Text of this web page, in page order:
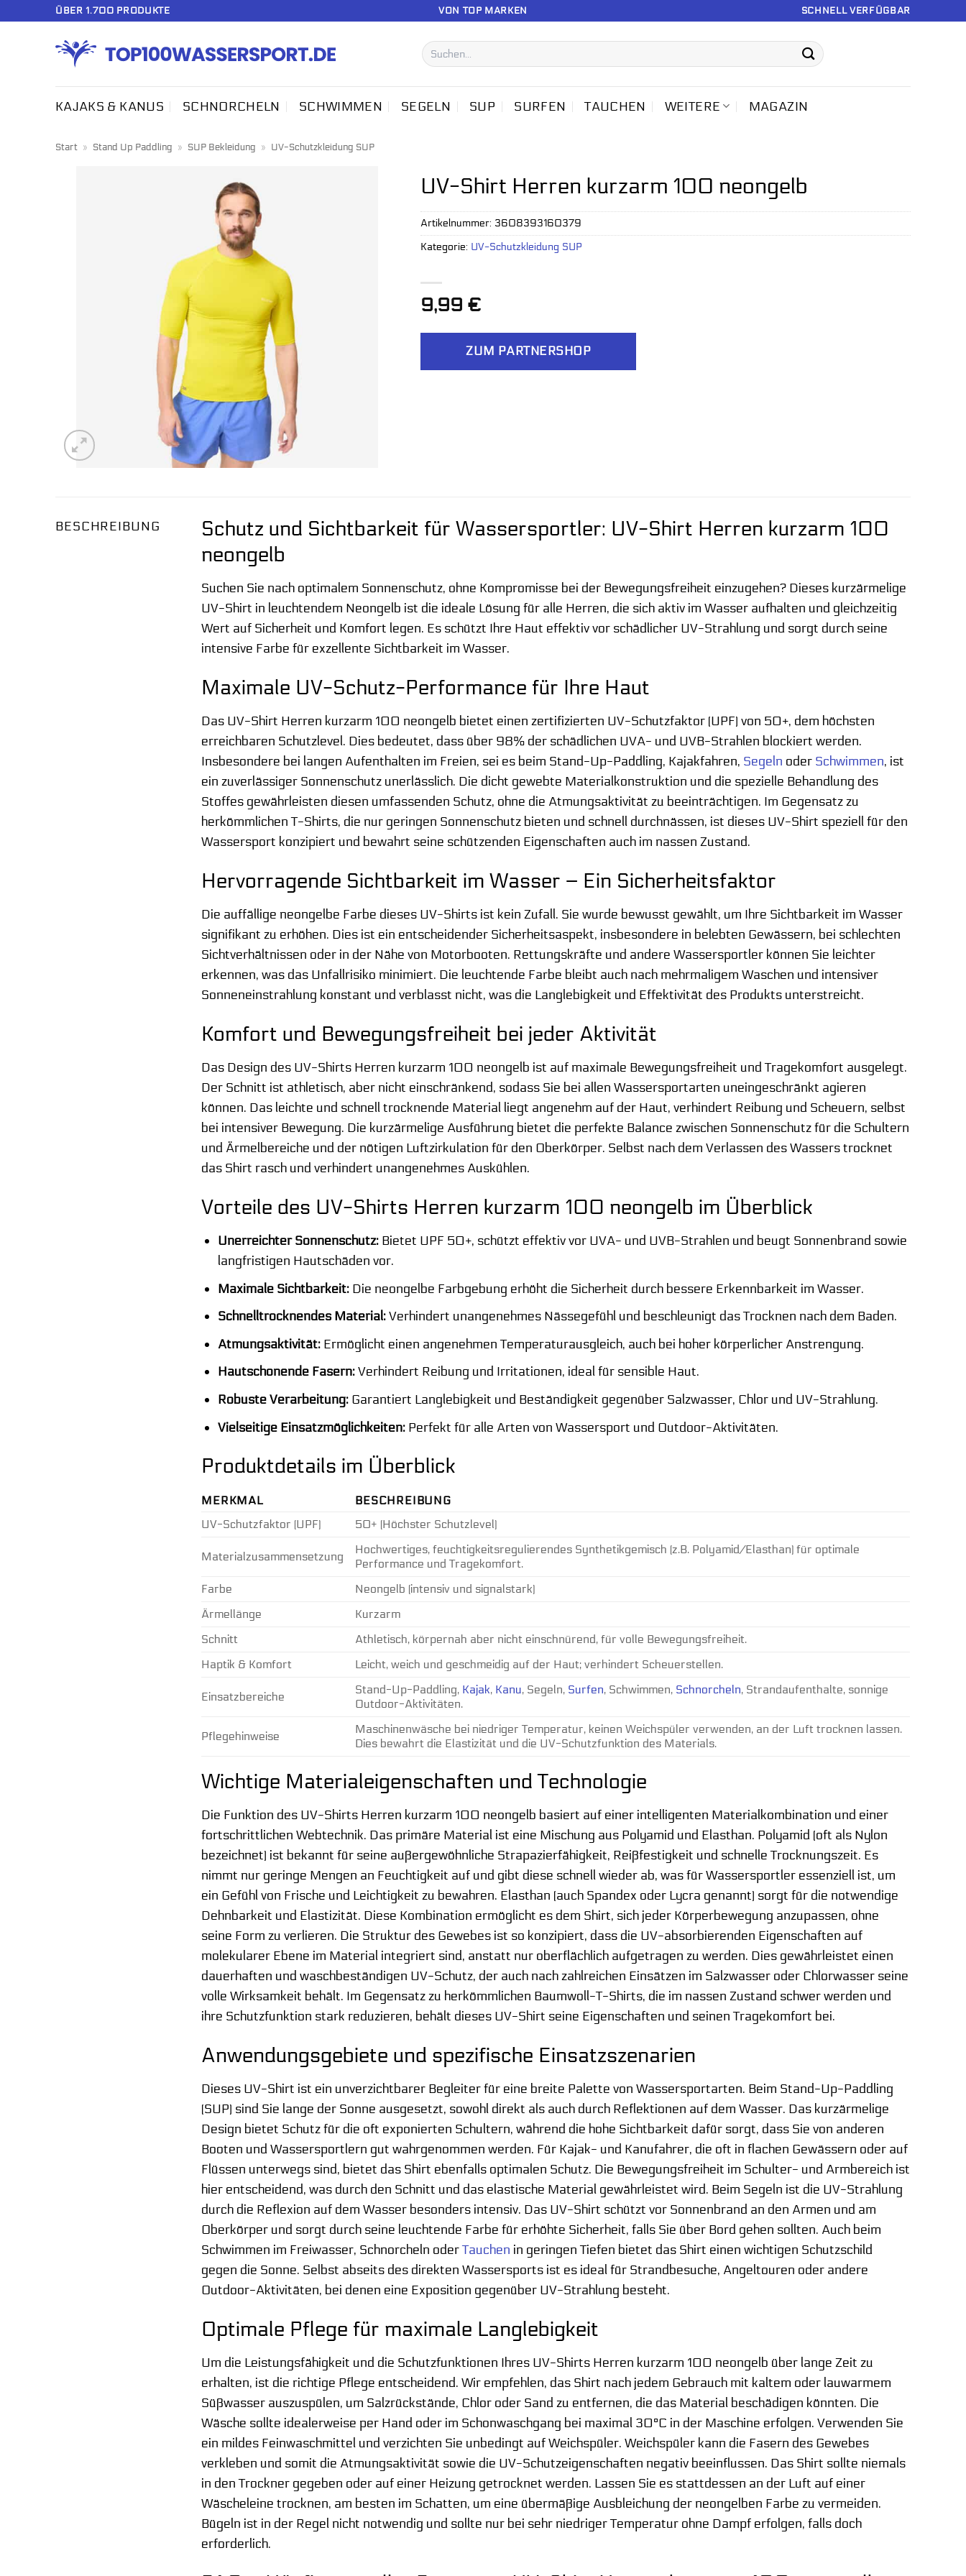
ÜBER 1.700 PRODUKTE VON TOP MARKEN SCHNELL VERFÜGBAR
Suchen
nach:
KAJAKS & KANUS SCHNORCHELN SCHWIMMEN SEGELN SUP SURFEN TAUCHEN WEITERE MAGAZIN
Start » Stand Up Paddling » SUP Bekleidung » UV-Schutzkleidung SUP
UV-Shirt Herren kurzarm 100 neongelb
9,99€
ZUM PARTNERSHOP
Artikelnummer: 3608393160379
Kategorie: UV-Schutzkleidung SUP
BESCHREIBUNG
Schutz und Sichtbarkeit für Wassersportler: UV-Shirt Herren kurzarm 100
neongelb
Suchen Sie nach optimalem Sonnenschutz, ohne Kompromisse bei der Bewegungsfreiheit einzugehen? Dieses kurzärmelige
UV-Shirt in leuchtendem Neongelb ist die ideale Lösung für alle Herren, die sich aktiv im Wasser aufhalten und gleichzeitig
Wert auf Sicherheit und Komfort legen. Es schützt Ihre Haut effektiv vor schädlicher UV-Strahlung und sorgt durch seine
intensive Farbe für exzellente Sichtbarkeit im Wasser.
Maximale UV-Schutz-Performance für Ihre Haut
Das UV-Shirt Herren kurzarm 100 neongelb bietet einen zertifizierten UV-Schutzfaktor (UPF) von 50+, dem höchsten
erreichbaren Schutzlevel. Dies bedeutet, dass über 98% der schädlichen UVA- und UVB-Strahlen blockiert werden.
Insbesondere bei langen Aufenthalten im Freien, sei es beim Stand-Up-Paddling, Kajakfahren, Segeln oder Schwimmen, ist
ein zuverlässiger Sonnenschutz unerlässlich. Die dicht gewebte Materialkonstruktion und die spezielle Behandlung des
Stoffes gewährleisten diesen umfassenden Schutz, ohne die Atmungsaktivität zu beeinträchtigen. Im Gegensatz zu
herkömmlichen T-Shirts, die nur geringen Sonnenschutz bieten und schnell durchnässen, ist dieses UV-Shirt speziell für den
Wassersport konzipiert und bewahrt seine schützenden Eigenschaften auch im nassen Zustand.
Hervorragende Sichtbarkeit im Wasser – Ein Sicherheitsfaktor
Die auffällige neongelbe Farbe dieses UV-Shirts ist kein Zufall. Sie wurde bewusst gewählt, um Ihre Sichtbarkeit im Wasser
signifikant zu erhöhen. Dies ist ein entscheidender Sicherheitsaspekt, insbesondere in belebten Gewässern, bei schlechten
Sichtverhältnissen oder in der Nähe von Motorbooten. Rettungskräfte und andere Wassersportler können Sie leichter
erkennen, was das Unfallrisiko minimiert. Die leuchtende Farbe bleibt auch nach mehrmaligem Waschen und intensiver
Sonneneinstrahlung konstant und verblasst nicht, was die Langlebigkeit und Effektivität des Produkts unterstreicht.
Komfort und Bewegungsfreiheit bei jeder Aktivität
Das Design des UV-Shirts Herren kurzarm 100 neongelb ist auf maximale Bewegungsfreiheit und Tragekomfort ausgelegt.
Der Schnitt ist athletisch, aber nicht einschränkend, sodass Sie bei allen Wassersportarten uneingeschränkt agieren
können. Das leichte und schnell trocknende Material liegt angenehm auf der Haut, verhindert Reibung und Scheuern, selbst
bei intensiver Bewegung. Die kurzärmelige Ausführung bietet die perfekte Balance zwischen Sonnenschutz für die Schultern
und Ärmelbereiche und der nötigen Luftzirkulation für den Oberkörper. Selbst nach dem Verlassen des Wassers trocknet
das Shirt rasch und verhindert unangenehmes Auskühlen.
Vorteile des UV-Shirts Herren kurzarm 100 neongelb im Überblick
Unerreichter Sonnenschutz: Bietet UPF 50+, schützt effektiv vor UVA- und UVB-Strahlen und beugt Sonnenbrand sowie
langfristigen Hautschäden vor.
Maximale Sichtbarkeit: Die neongelbe Farbgebung erhöht die Sicherheit durch bessere Erkennbarkeit im Wasser.
Schnelltrocknendes Material:Verhindert unangenehmes Nässegefühl und beschleunigt das Trocknen nach dem Baden.
Atmungsaktivität: Ermöglicht einen angenehmen Temperaturausgleich, auch bei hoher körperlicher Anstrengung.
Hautschonende Fasern:Verhindert Reibung und Irritationen, ideal für sensible Haut.
Robuste Verarbeitung: Garantiert Langlebigkeit und Beständigkeit gegenüber Salzwasser, Chlor und UV-Strahlung.
Vielseitige Einsatzmöglichkeiten: Perfekt für alle Arten von Wassersport und Outdoor-Aktivitäten.
Produktdetails im Überblick
MERKMAL
BESCHREIBUNG
UV-Schutzfaktor (UPF)
50+ (Höchster Schutzlevel)
Materialzusammensetzung
Hochwertiges, feuchtigkeitsregulierendes Synthetikgemisch (z.B. Polyamid/Elasthan) für optimale
Performance und Tragekomfort.
Farbe
Neongelb (intensiv und signalstark)
Ärmellänge
Kurzarm
Schnitt
Athletisch, körpernah aber nicht einschnürend, für volle Bewegungsfreiheit.
Haptik & Komfort
Leicht, weich und geschmeidig auf der Haut; verhindert Scheuerstellen.
Einsatzbereiche
Stand-Up-Paddling, Kajak, Kanu, Segeln, Surfen, Schwimmen, Schnorcheln, Strandaufenthalte, sonnige
Outdoor-Aktivitäten.
Pflegehinweise
Maschinenwäsche bei niedriger Temperatur, keinen Weichspüler verwenden, an der Luft trocknen lassen.
Dies bewahrt die Elastizität und die UV-Schutzfunktion des Materials.
Wichtige Materialeigenschaften und Technologie
Die Funktion des UV-Shirts Herren kurzarm 100 neongelb basiert auf einer intelligenten Materialkombination und einer
fortschrittlichen Webtechnik. Das primäre Material ist eine Mischung aus Polyamid und Elasthan. Polyamid (oft als Nylon
bezeichnet) ist bekannt für seine außergewöhnliche Strapazierfähigkeit, Reißfestigkeit und schnelle Trocknungszeit. Es
nimmt nur geringe Mengen an Feuchtigkeit auf und gibt diese schnell wieder ab, was für Wassersportler essenziell ist, um
ein Gefühl von Frische und Leichtigkeit zu bewahren. Elasthan (auch Spandex oder Lycra genannt) sorgt für die notwendige
Dehnbarkeit und Elastizität. Diese Kombination ermöglicht es dem Shirt, sich jeder Körperbewegung anzupassen, ohne
seine Form zu verlieren. Die Struktur des Gewebes ist so konzipiert, dass die UV-absorbierenden Eigenschaften auf
molekularer Ebene im Material integriert sind, anstatt nur oberflächlich aufgetragen zu werden. Dies gewährleistet einen
dauerhaften und waschbeständigen UV-Schutz, der auch nach zahlreichen Einsätzen im Salzwasser oder Chlorwasser seine
volle Wirksamkeit behält. Im Gegensatz zu herkömmlichen Baumwoll-T-Shirts, die im nassen Zustand schwer werden und
ihre Schutzfunktion stark reduzieren, behält dieses UV-Shirt seine Eigenschaften und seinen Tragekomfort bei.
Anwendungsgebiete und spezifische Einsatzszenarien
Dieses UV-Shirt ist ein unverzichtbarer Begleiter für eine breite Palette von Wassersportarten. Beim Stand-Up-Paddling
(SUP) sind Sie lange der Sonne ausgesetzt, sowohl direkt als auch durch Reflektionen auf dem Wasser. Das kurzärmelige
Design bietet Schutz für die oft exponierten Schultern, während die hohe Sichtbarkeit dafür sorgt, dass Sie von anderen
Booten und Wassersportlern gut wahrgenommen werden. Für Kajak- und Kanufahrer, die oft in flachen Gewässern oder auf
Flüssen unterwegs sind, bietet das Shirt ebenfalls optimalen Schutz. Die Bewegungsfreiheit im Schulter- und Armbereich ist
hier entscheidend, was durch den Schnitt und das elastische Material gewährleistet wird. Beim Segeln ist die UV-Strahlung
durch die Reflexion auf dem Wasser besonders intensiv. Das UV-Shirt schützt vor Sonnenbrand an den Armen und am
Oberkörper und sorgt durch seine leuchtende Farbe für erhöhte Sicherheit, falls Sie über Bord gehen sollten. Auch beim
Schwimmen im Freiwasser, Schnorcheln oderTauchen in geringen Tiefen bietet das Shirt einen wichtigen Schutzschild
gegen die Sonne. Selbst abseits des direkten Wassersports ist es ideal für Strandbesuche, Angeltouren oder andere
Outdoor-Aktivitäten, bei denen eine Exposition gegenüber UV-Strahlung besteht.
Optimale Pflege für maximale Langlebigkeit
Um die Leistungsfähigkeit und die Schutzfunktionen Ihres UV-Shirts Herren kurzarm 100 neongelb über lange Zeit zu
erhalten, ist die richtige Pflege entscheidend. Wir empfehlen, das Shirt nach jedem Gebrauch mit kaltem oder lauwarmem
Süßwasser auszuspülen, um Salzrückstände, Chlor oder Sand zu entfernen, die das Material beschädigen könnten. Die
Wäsche sollte idealerweise per Hand oder im Schonwaschgang bei maximal 30°C in der Maschine erfolgen. Verwenden Sie
ein mildes Feinwaschmittel und verzichten Sie unbedingt auf Weichspüler. Weichspüler kann die Fasern des Gewebes
verkleben und somit die Atmungsaktivität sowie die UV-Schutzeigenschaften negativ beeinflussen. Das Shirt sollte niemals
in den Trockner gegeben oder auf einer Heizung getrocknet werden. Lassen Sie es stattdessen an der Luft auf einer
Wäscheleine trocknen, am besten im Schatten, um eine übermäßige Ausbleichung der neongelben Farbe zu vermeiden.
Bügeln ist in der Regel nicht notwendig und sollte nur bei sehr niedriger Temperatur ohne Dampf erfolgen, falls doch
erforderlich.